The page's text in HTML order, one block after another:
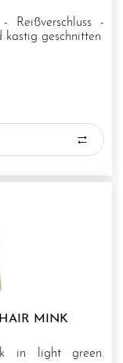
Reißverschluss -
kastig geschnitten
MINK
in light green.